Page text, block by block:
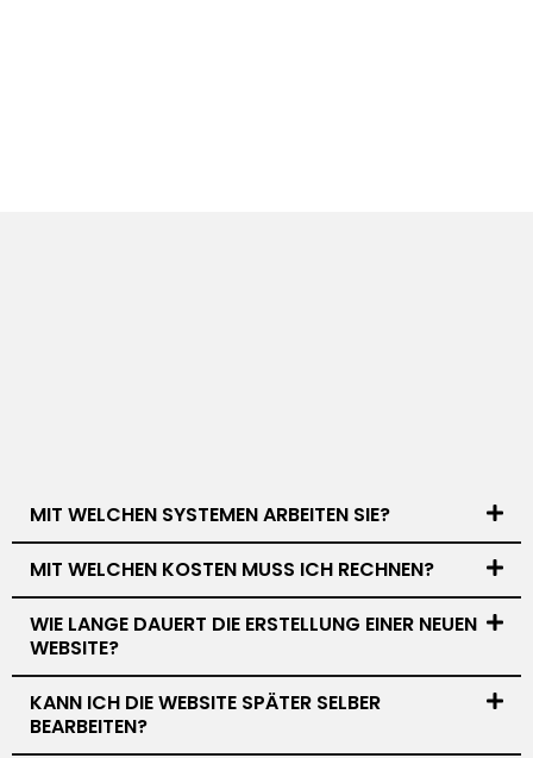
MIT WELCHEN SYSTEMEN ARBEITEN SIE?
MIT WELCHEN KOSTEN MUSS ICH RECHNEN?
WIE LANGE DAUERT DIE ERSTELLUNG EINER NEUEN
WEBSITE?
KANN ICH DIE WEBSITE SPÄTER SELBER
BEARBEITEN?